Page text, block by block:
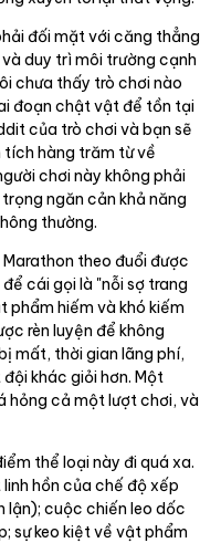
đối mặt với căng thẳng
duy trì môi trường cạnh
chưa thấy trò chơi nào
đoạn chật vật để tồn tại
của trò chơi và bạn sẽ
tích hàng trăm từ về
chơi này không phải
ngăn cản khả năng
thường.
theo đuổi được
cái gọi là "nỗi sợ trang
hiếm và khó kiếm
rèn luyện để không
mất, thời gian lãng phí,
khác giỏi hơn. Một
hỏng cả một lượt chơi, và
thể loại này đi quá xa.
hồn của chế độ xếp
lận); cuộc chiến leo dốc
sự keo kiệt về vật phẩm